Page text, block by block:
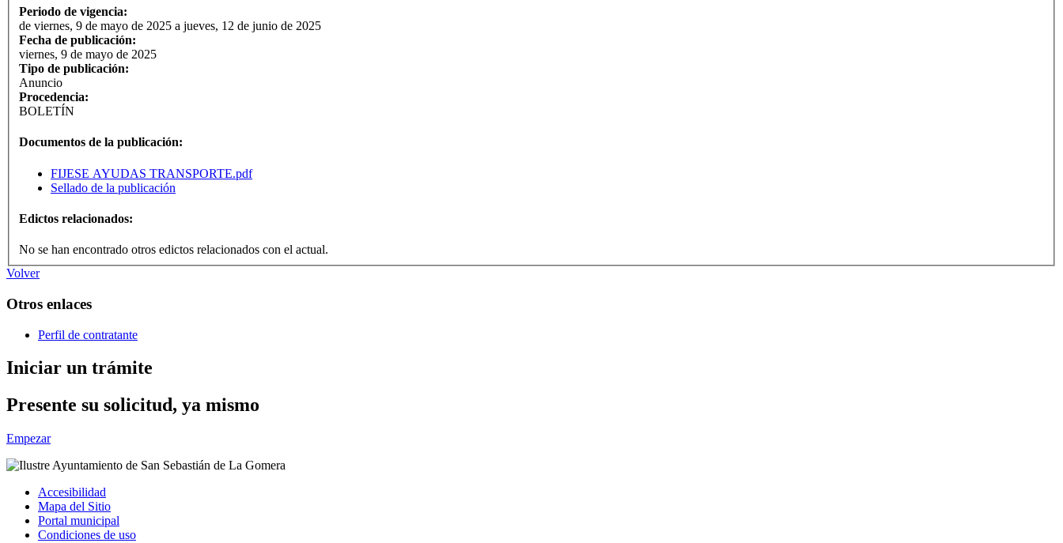
Periodo de vigencia:
de viernes, 9 de mayo de 2025 a jueves, 12 de junio de 2025
Fecha de publicación:
viernes, 9 de mayo de 2025
Tipo de publicación:
Anuncio
Procedencia:
BOLETÍN
Documentos de la publicación:
FIJESE AYUDAS TRANSPORTE.pdf
Sellado de la publicación
Edictos relacionados:
No se han encontrado otros edictos relacionados con el actual.
Volver
Otros enlaces
Perfil de contratante
Iniciar un trámite
Presente su solicitud, ya mismo
Empezar
Accesibilidad
Mapa del Sitio
Portal municipal
Condiciones de uso